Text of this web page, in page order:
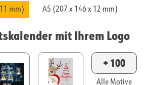
mm) A5 (207 x 146 x 12 mm)
mit Ihrem Logo
+ 100
Alle Motive